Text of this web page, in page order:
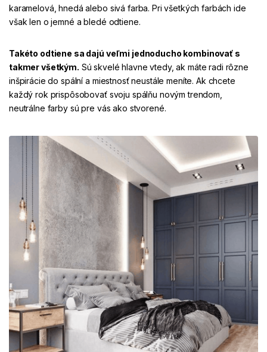
karamelová, hnedá alebo sivá farba. Pri všetkých farbách ide
však len o jemné a bledé odtiene.
Takéto odtiene sa dajú veľmi jednoducho kombinovať s
takmer všetkým. Sú skvelé hlavne vtedy, ak máte radi rôzne
inšpirácie do spální a miestnosť neustále meníte. Ak chcete
každý rok prispôsobovať svoju spálňu novým trendom,
neutrálne farby sú pre vás ako stvorené.